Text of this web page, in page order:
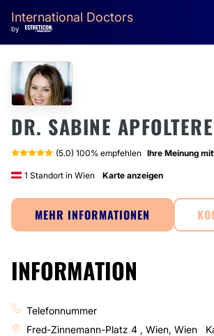
International Doctors
by
DR. SABINE
(5.0) 100% empfehlen Ihre Meinung
1 Standort in Wien Karte anzeigen
MEHR INFORMATIONEN
INFORMATION
Telefonnummer
Fred-Zinnemann-Platz 4 , Wien, Wien